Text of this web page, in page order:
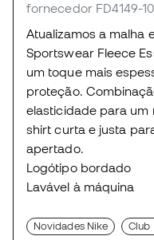
fornecedor FD4149-
Atualizamos a malha
Sportswear Fleece
um toque mais
proteção.
elasticidade para um
shirt curta e justa
apertado.
Logótipo bordado
Lavável à máquina
Novidades Nike Club